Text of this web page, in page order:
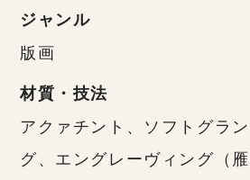
ジャンル
版画
材質・技法
アクァチント、ソフトグラ
グ、エングレーヴィング（雁